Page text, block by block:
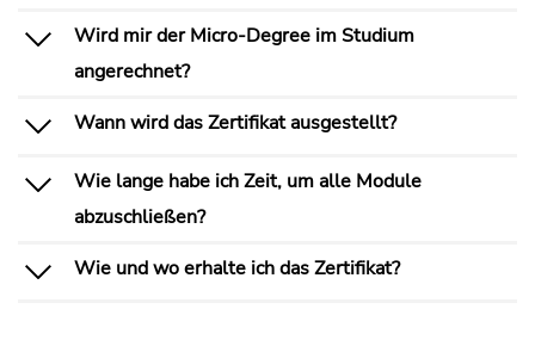
Wird mir der Micro-Degree im Studium
angerechnet?
Wann wird das Zertifikat ausgestellt?
Wie lange habe ich Zeit, um alle Module
abzuschließen?
Wie und wo erhalte ich das Zertifikat?